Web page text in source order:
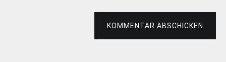
KOMMENTAR ABSCHICKEN